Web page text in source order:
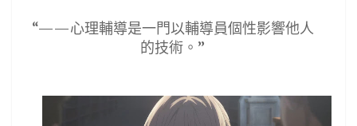
“——心理輔導是一門以輔導員個性影響他人
的技術。”